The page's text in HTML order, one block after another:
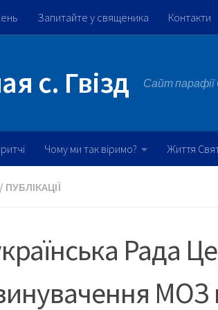
Запитайте у священика Контакти
с. Гвізд Сайт парафії
Чому ми так віримо? Життя
/ ПУБЛІКАЦІЇ
Рада